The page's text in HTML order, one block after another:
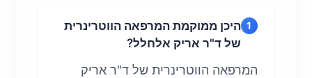
1 היכן ממוקמת המרפאה הווטרינרית
של ד"ר אריק אלחלל?
המרפאה הווטרינרית של ד"ר אריק